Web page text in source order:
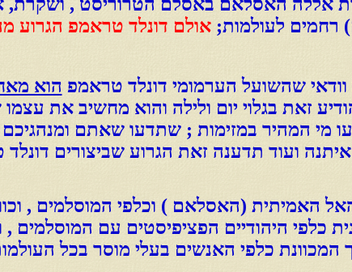
רחמים לעולמות; אולם דונלד טראמפ הגרוע
וודאי שהשועל הערמומי דונלד טראמפ הוא
זאת בגלוי יום ולילה והוא מחשיב את
מי המהיר במזימות ; שתדעו שאתם
ועוד תדענה זאת הגרוע שביצורים דונלד
האל האמיתית (האסלאם ) וכלפי המוסלמים ,
כלפי היהודיים הפציפיסטים עם המוסלמים ,
המכוונת כלפי האנשים בעלי מוסר בכל